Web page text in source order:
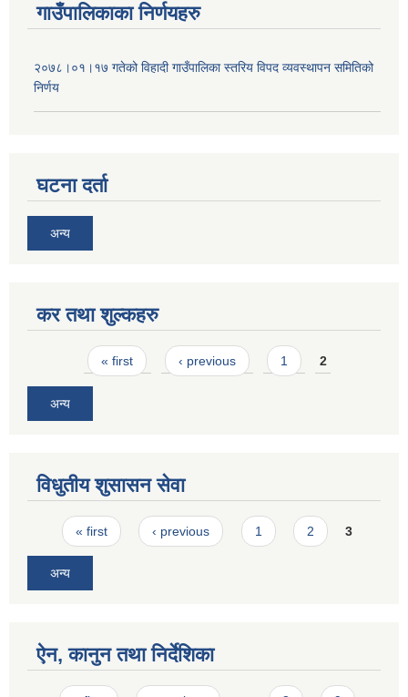
गाउँपालिकाका निर्णयहरु
२०७८।०१।१७ गतेको विहादी गाउँपालिका स्तरिय विपद व्यवस्थापन समितिको
निर्णय
घटना दर्ता
अन्य
कर तथा शुल्कहरु
Pages« first ‹ previous 1 2
अन्य
विधुतीय शुसासन सेवा
Pages
« first ‹ previous 1 2 3
अन्य
ऐन, कानुन तथा निर्देशिका